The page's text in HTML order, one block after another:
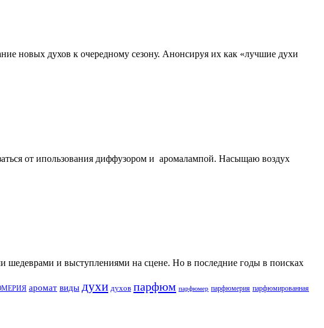
новых духов к очередному сезону. Анонсируя их как «лучшие духи
от ипользования диффузором и аромалампой. Насыщаю воздух
шедеврами и выступлениями на сцене. Но в последние годы в поисках
аромат виды духи духов парфюм парфюмер парфюмерия парфюмированная